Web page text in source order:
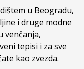
u Beogradu,
i druge modne
venčanja,
tepisi i za sve
kao zvezda.